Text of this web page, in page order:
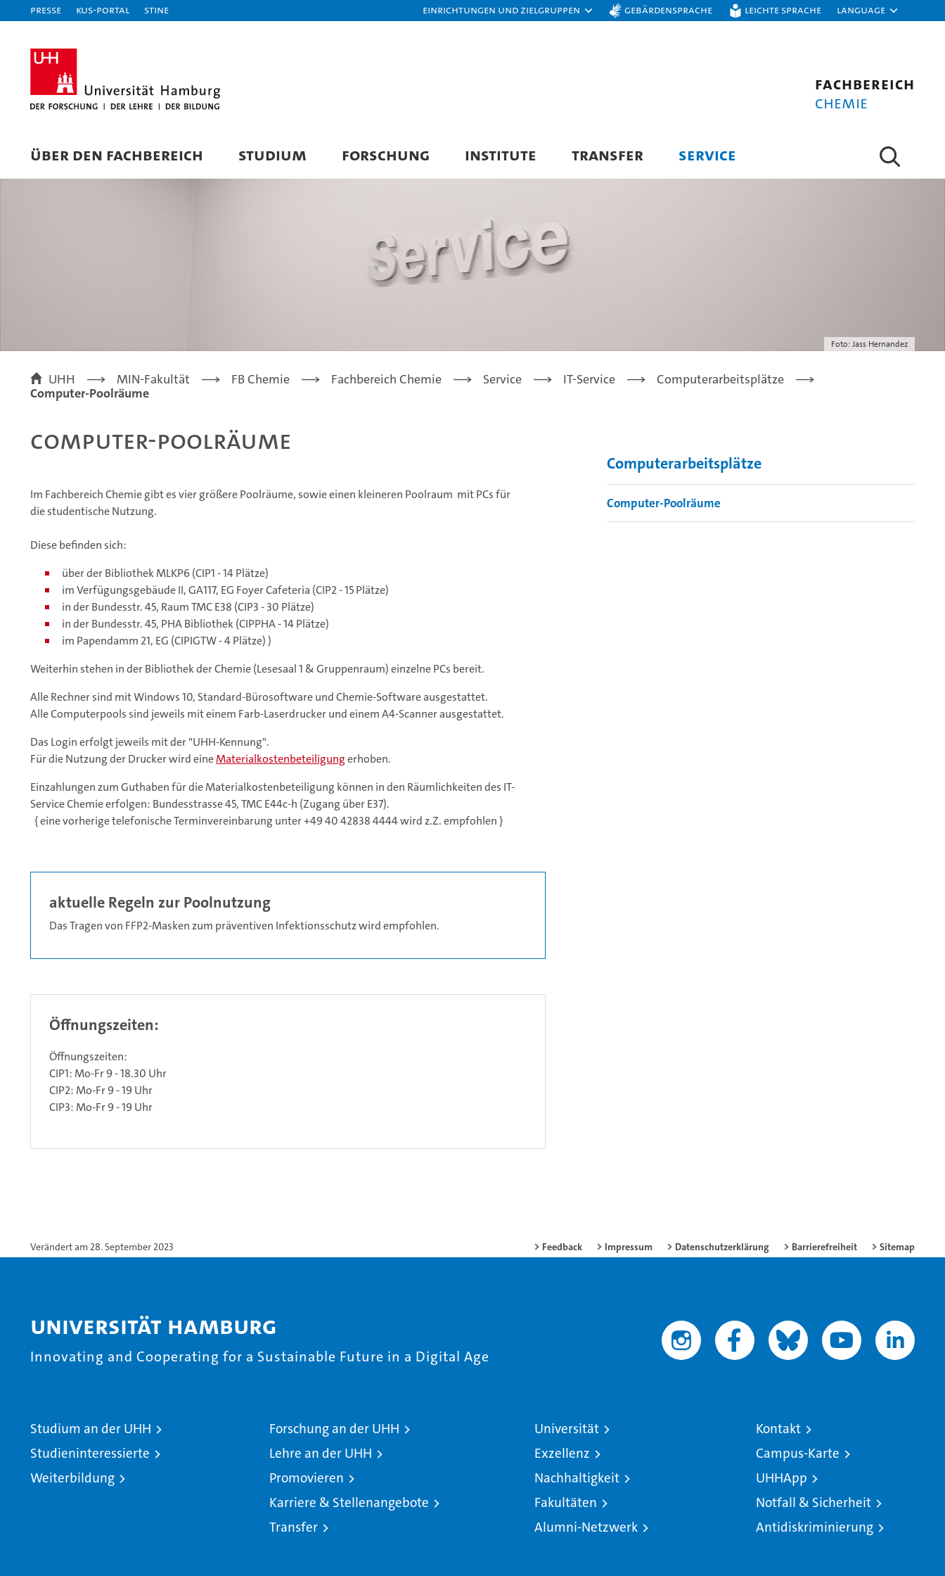
Presse KUS-Portal STiNE Einrichtungen und Zielgruppen Gebärdensprache Leichte Sprache Language
Fachbereich
Chemie
ÜBER DEN FACHBEREICH STUDIUM FORSCHUNG INSTITUTE TRANSFER SERVICE
Foto: Jass Hernandez
UHH MIN-Fakultät FB Chemie Fachbereich Chemie Service IT-Service
Computerarbeitsplätze
Computer-Poolräume
Computer-Poolräume
Im Fachbereich Chemie gibt es vier größere Poolräume, sowie einen kleineren Poolraum mit PCs für
die studentische Nutzung.
Diese befinden sich:
über der Bibliothek MLKP6 (CIP1 - 14 Plätze)
im Verfügungsgebäude II, GA117, EG Foyer Cafeteria (CIP2 - 15 Plätze)
in der Bundesstr. 45, Raum TMC E38 (CIP3 - 30 Plätze)
in der Bundesstr. 45, PHA Bibliothek (CIPPHA - 14 Plätze)
im Papendamm 21, EG (CIPIGTW - 4 Plätze) )
Weiterhin stehen in der Bibliothek der Chemie (Lesesaal 1 & Gruppenraum) einzelne PCs bereit.
Alle Rechner sind mit Windows 10, Standard-Bürosoftware und Chemie-Software ausgestattet.
Alle Computerpools sind jeweils mit einem Farb-Laserdrucker und einem A4-Scanner ausgestattet.
Das Login erfolgt jeweils mit der "UHH-Kennung".
Für die Nutzung der Drucker wird eineMaterialkostenbeteiligungerhoben.
Einzahlungen zum Guthaben für die Materialkostenbeteiligung können in den Räumlichkeiten des IT-
Service Chemie erfolgen: Bundesstrasse 45, TMC E44c-h (Zugang über E37).
{ eine vorherige telefonische Terminvereinbarung unter +49 40 42838 4444 wird z.Z. empfohlen }
aktuelle Regeln zur Poolnutzung
Das Tragen von FFP2-Masken zum präventiven Infektionsschutz wird empfohlen.
Öffnungszeiten:
Öffnungszeiten:
CIP1: Mo-Fr 9 - 18.30 Uhr
CIP2: Mo-Fr 9 - 19 Uhr
CIP3: Mo-Fr 9 - 19 Uhr
Computerarbeitsplätze
Computer-Poolräume
Verändert am 28. September 2023 Feedback Impressum Datenschutzerklärung Barrierefreiheit Sitemap
Universität Hamburg
Innovating and Cooperating for a Sustainable Future in a Digital Age
Studium an der UHH
Studieninteressierte
Weiterbildung
Forschung an der UHH
Lehre an der UHH
Promovieren
Karriere & Stellenangebote
Transfer
Universität
Exzellenz
Nachhaltigkeit
Fakultäten
Alumni-Netzwerk
Kontakt
Campus-Karte
UHHApp
Notfall & Sicherheit
Antidiskriminierung